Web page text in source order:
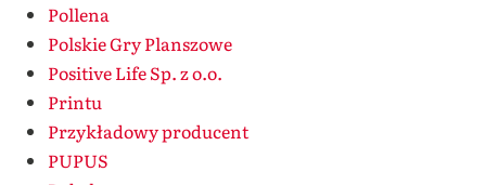
Pollena
Polskie Gry Planszowe
Positive Life Sp. z o.o.
Printu
Przykładowy producent
PUPUS